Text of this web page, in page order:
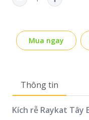
Mua ngay
Thông tin
Kích rễ Raykat Tây